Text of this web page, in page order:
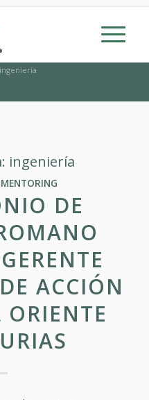
ingeniería
ingeniería
DE
ACCIÓN
ORIENTE